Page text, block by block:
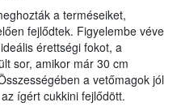
a terméseiket,
fejlődtek. Figyelembe véve
érettségi fokot, a
sor, amikor már 30 cm
a vetőmagok jól
ígért cukkini fejlődött.